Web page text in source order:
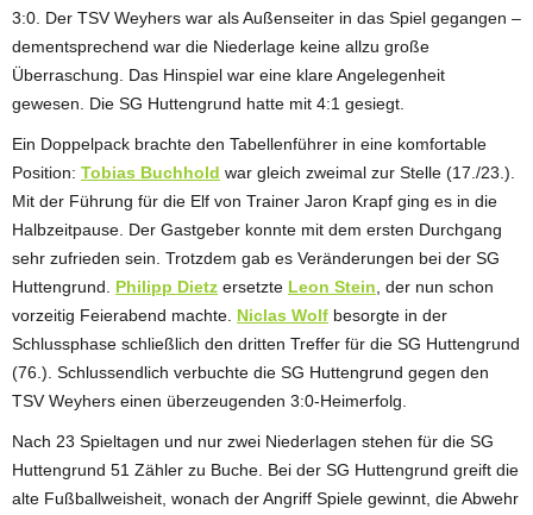
3:0. Der TSV Weyhers war als Außenseiter in das Spiel gegangen –
dementsprechend war die Niederlage keine allzu große
Überraschung. Das Hinspiel war eine klare Angelegenheit
gewesen. Die SG Huttengrund hatte mit 4:1 gesiegt.
Ein Doppelpack brachte den Tabellenführer in eine komfortable
Position: Tobias Buchhold war gleich zweimal zur Stelle (17./23.).
Mit der Führung für die Elf von Trainer Jaron Krapf ging es in die
Halbzeitpause. Der Gastgeber konnte mit dem ersten Durchgang
sehr zufrieden sein. Trotzdem gab es Veränderungen bei der SG
Huttengrund. Philipp Dietz ersetzte Leon Stein , der nun schon
vorzeitig Feierabend machte. Niclas Wolf besorgte in der
Schlussphase schließlich den dritten Treffer für die SG Huttengrund
(76.). Schlussendlich verbuchte die SG Huttengrund gegen den
TSV Weyhers einen überzeugenden 3:0-Heimerfolg.
Nach 23 Spieltagen und nur zwei Niederlagen stehen für die SG
Huttengrund 51 Zähler zu Buche. Bei der SG Huttengrund greift die
alte Fußballweisheit, wonach der Angriff Spiele gewinnt, die Abwehr